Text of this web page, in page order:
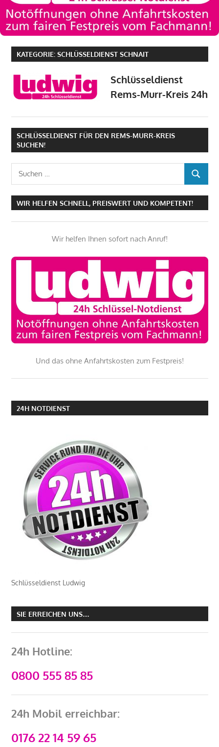
KATEGORIE: SCHLÜSSELDIENST SCHNAIT
Schlüsseldienst
Rems-Murr-Kreis 24h
SCHLÜSSELDIENST FÜR DEN REMS-MURR-KREIS
SUCHEN!
Suchen
SUCHEN
WIR HELFEN SCHNELL, PREISWERT UND KOMPETENT!
Wir helfen Ihnen sofort nach Anruf!
Und das ohne Anfahrtskosten zum Festpreis!
24H NOTDIENST
Schlüsseldienst Ludwig
SIE ERREICHEN UNS…
24h Hotline:
0800 555 85 85
24h Mobil erreichbar:
0176 22 14 59 65